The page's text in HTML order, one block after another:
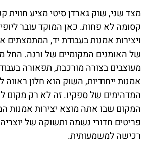
מצד שני, שוק גארדן סיטי מציע חווית
קסומה לא פחות. כאן המוקד עובר
ויצירות אמנות בעבודת יד, המתמצתים
של האומנים המקומיים של ורנה. החל
מעוצבים בצורה מורכבת, תפאורה
אמנות ייחודיות, השוק הוא חלון ראווה
המדהימים של ספקיו. זה לא רק מקום
המקום שבו אתה מוצא יצירות אמנות
פריטים חדורי נשמה ותשוקה של
רכישה למשמעותית.